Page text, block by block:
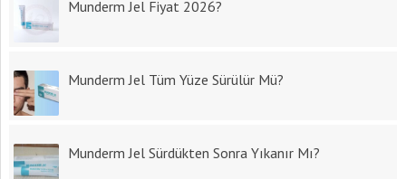
Munderm Jel Fiyat 2026?
Munderm Jel Tüm Yüze Sürülür Mü?
Munderm Jel Sürdükten Sonra Yıkanır Mı?